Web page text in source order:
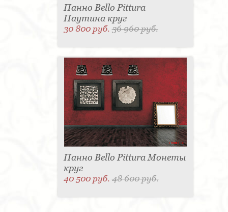
Панно Bello Pittura
Паутина круг
30 800 руб.36 960 руб.
Панно Bello Pittura Монеты
круг
40 500 руб.48 600 руб.